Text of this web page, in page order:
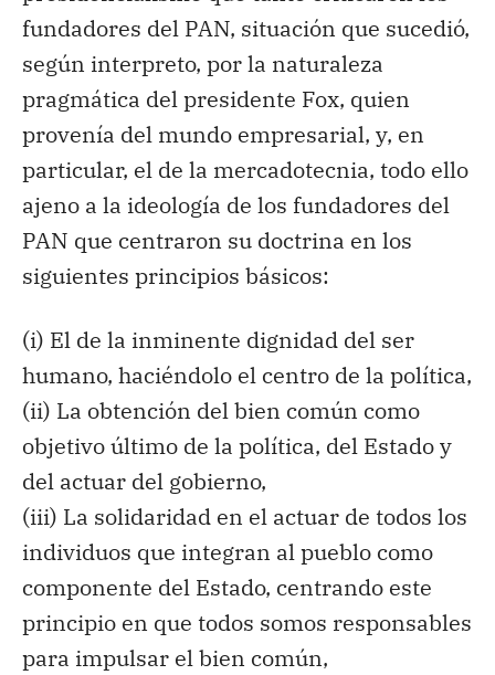
fundadores del PAN, situación que sucedió,
según interpreto, por la naturaleza
pragmática del presidente Fox, quien
provenía del mundo empresarial, y, en
particular, el de la mercadotecnia, todo ello
ajeno a la ideología de los fundadores del
PAN que centraron su doctrina en los
siguientes principios básicos:
(i) El de la inminente dignidad del ser
humano, haciéndolo el centro de la política,
(ii) La obtención del bien común como
objetivo último de la política, del Estado y
del actuar del gobierno,
(iii) La solidaridad en el actuar de todos los
individuos que integran al pueblo como
componente del Estado, centrando este
principio en que todos somos responsables
para impulsar el bien común,